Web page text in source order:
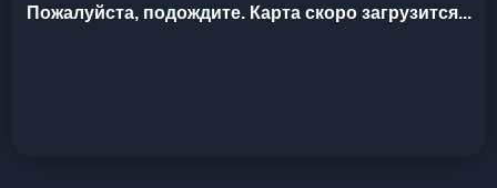
Пожалуйста, подождите. Карта скоро загрузится...